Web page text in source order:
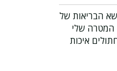
הבריאות של
המטרה שלי
איכות